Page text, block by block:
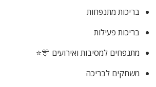
בריכות מתנפחות
בריכות פעילות
מתנפחים למסיבות ואירועים 🎊⭐
משחקים לבריכה